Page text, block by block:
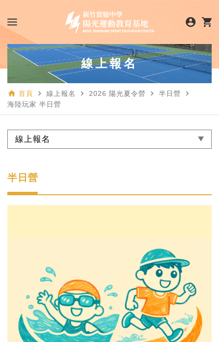
account_circle shopping_cart
線上報名
home 首頁 navigate_next 線上報名 navigate_next 2026 陽光夏令營 navigate_next 半日營 navigate_next
海陸玩家 半日營
線上報名
半日營